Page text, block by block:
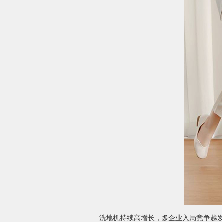
洗地机持续高增长，多企业入局竞争越